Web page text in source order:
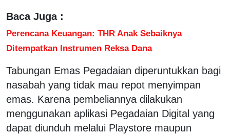
Baca Juga :
Perencana Keuangan: THR Anak Sebaiknya
Ditempatkan Instrumen Reksa Dana
Tabungan Emas Pegadaian diperuntukkan bagi
nasabah yang tidak mau repot menyimpan
emas. Karena pembeliannya dilakukan
menggunakan aplikasi Pegadaian Digital yang
dapat diunduh melalui Playstore maupun